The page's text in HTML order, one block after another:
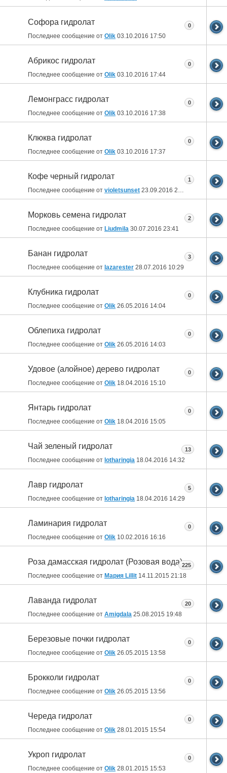
Софора гидролат
Последнее сообщение от Olik 03.10.2016 17:50
0
Абрикос гидролат
Последнее сообщение от Olik 03.10.2016 17:44
0
Лемонграсс гидролат
Последнее сообщение от Olik 03.10.2016 17:38
0
Клюква гидролат
Последнее сообщение от Olik 03.10.2016 17:37
0
Кофе черный гидролат
Последнее сообщение от violetsunset 23.09.2016 21:07
1
Морковь семена гидролат
Последнее сообщение от Liudmila 30.07.2016 23:41
2
Банан гидролат
Последнее сообщение от lazarester 28.07.2016 10:29
3
Клубника гидролат
Последнее сообщение от Olik 26.05.2016 14:04
0
Облепиха гидролат
Последнее сообщение от Olik 26.05.2016 14:03
0
Удовое (алойное) дерево гидролат
Последнее сообщение от Olik 18.04.2016 15:10
0
Янтарь гидролат
Последнее сообщение от Olik 18.04.2016 15:05
0
Чай зеленый гидролат
Последнее сообщение от lotharingia 18.04.2016 14:32
13
Лавр гидролат
Последнее сообщение от lotharingia 18.04.2016 14:29
5
Ламинария гидролат
Последнее сообщение от Olik 10.02.2016 16:16
0
Роза дамасская гидролат (Розовая вода)
Последнее сообщение от Мария Lillit 14.11.2015 21:18
225
Лаванда гидролат
Последнее сообщение от Amigdala 25.08.2015 19:48
20
Березовые почки гидролат
Последнее сообщение от Olik 26.05.2015 13:58
0
Брокколи гидролат
Последнее сообщение от Olik 26.05.2015 13:56
0
Череда гидролат
Последнее сообщение от Olik 28.01.2015 15:54
0
Укроп гидролат
Последнее сообщение от Olik 28.01.2015 15:53
0